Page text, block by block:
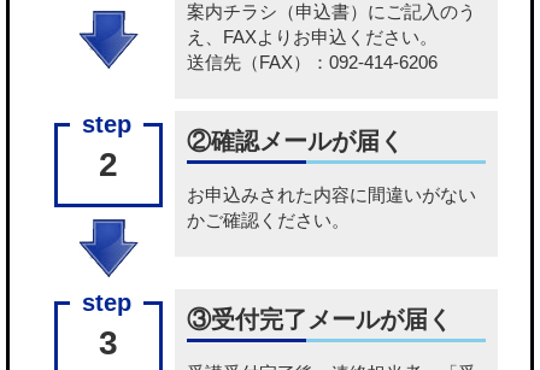
案内チラシ（申込書） にご記入のう
え、FAXよりお申込ください。
送信先（FAX）：092-414-6206
2
②確認メールが届く
お申込みされた内容に間違いがない
かご確認ください。
3
③受付完了メールが届く